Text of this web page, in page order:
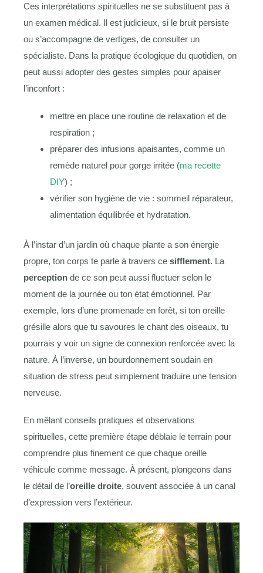
Ces interprétations spirituelles ne se substituent pas à
un examen médical. Il est judicieux, si le bruit persiste
ou s’accompagne de vertiges, de consulter un
spécialiste. Dans la pratique écologique du quotidien, on
peut aussi adopter des gestes simples pour apaiser
l’inconfort :
mettre en place une routine de relaxation et de
respiration ;
préparer des infusions apaisantes, comme un
remède naturel pour gorge irritée (ma recette
DIY) ;
vérifier son hygiène de vie : sommeil réparateur,
alimentation équilibrée et hydratation.
À l’instar d’un jardin où chaque plante a son énergie
propre, ton corps te parle à travers ce sifflement. La
perception de ce son peut aussi fluctuer selon le
moment de la journée ou ton état émotionnel. Par
exemple, lors d’une promenade en forêt, si ton oreille
grésille alors que tu savoures le chant des oiseaux, tu
pourrais y voir un signe de connexion renforcée avec la
nature. À l’inverse, un bourdonnement soudain en
situation de stress peut simplement traduire une tension
nerveuse.
En mêlant conseils pratiques et observations
spirituelles, cette première étape déblaie le terrain pour
comprendre plus finement ce que chaque oreille
véhicule comme message. À présent, plongeons dans
le détail de l’oreille droite, souvent associée à un canal
d’expression vers l’extérieur.